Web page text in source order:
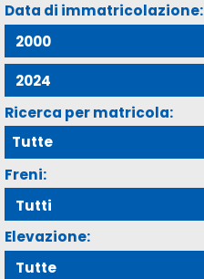
Data di immatricolazione:
Ricerca per matricola:
Freni:
Elevazione: